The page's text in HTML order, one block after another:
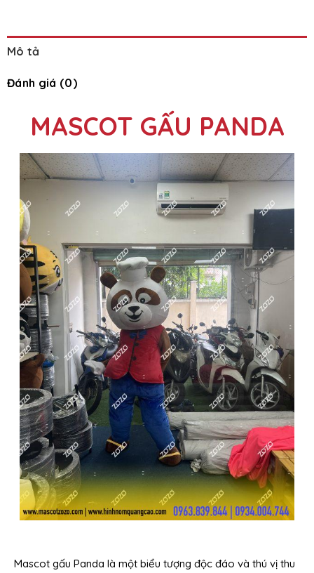
Mô tả
Đánh giá (0)
MASCOT GẤU PANDA
Mascot gấu Panda là một biểu tượng độc đáo và thú vị thu